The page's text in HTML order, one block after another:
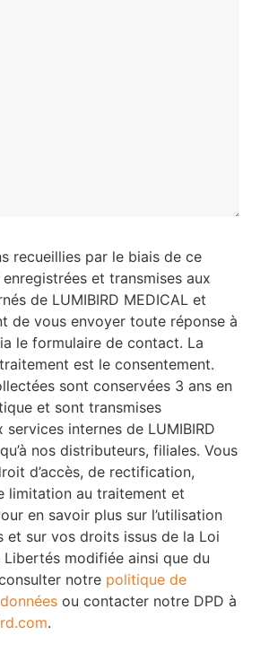
recueillies par le biais de ce
et transmises aux
de LUMIBIRD MEDICAL et
de vous envoyer toute réponse à
le formulaire de contact. La
est le consentement.
sont conservées 3 ans en
et sont transmises
services internes de LUMIBIRD
nos distributeurs, filiales. Vous
d’accès, de rectification,
limitation au traitement et
en savoir plus sur l’utilisation
et sur vos droits issus de la Loi
modifiée ainsi que du
notre politique de
ou contacter notre DPD à
.